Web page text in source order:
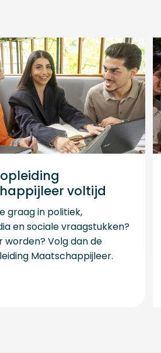
voltijd
graag in politiek,
en sociale vraagstukken?
worden? Volg dan de
Maatschappijleer.